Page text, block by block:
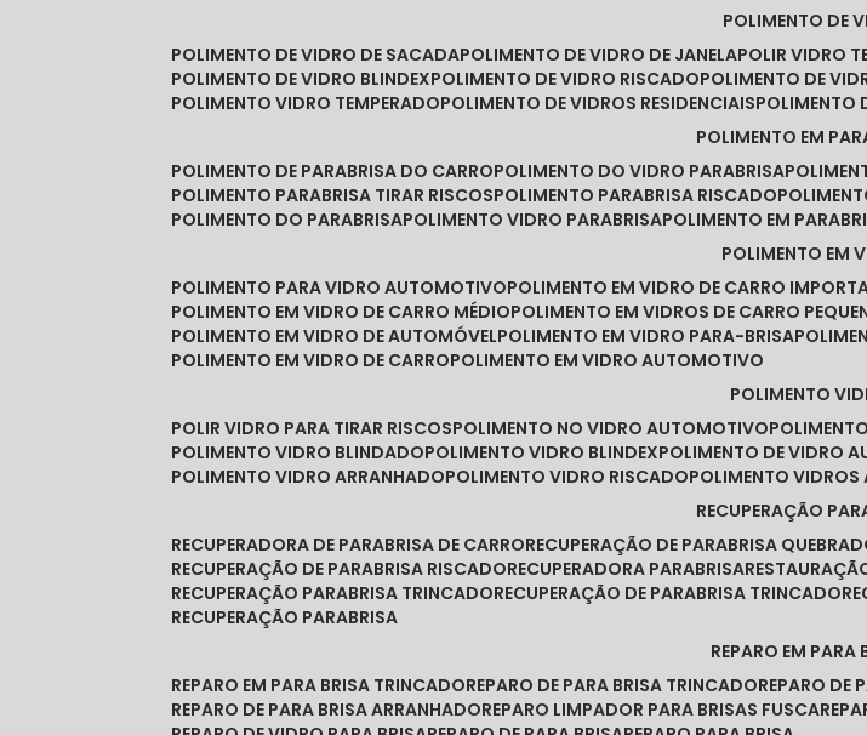
POLIMENTO DE
POLIMENTO DE VIDRO DE SACADA POLIMENTO DE VIDRO DE JANELA POLIR VIDRO
POLIMENTO DE VIDRO BLINDEX POLIMENTO DE VIDRO RISCADO POLIMENTO DE
POLIMENTO VIDRO TEMPERADO POLIMENTO DE VIDROS RESIDENCIAIS POLIMENTO
POLIMENTO EM
POLIMENTO DE PARABRISA DO CARRO POLIMENTO DO VIDRO PARABRISA
POLIMENTO PARABRISA TIRAR RISCOS POLIMENTO PARABRISA RISCADO
POLIMENTO DO PARABRISA POLIMENTO VIDRO PARABRISA POLIMENTO EM
POLIMENTO EM
POLIMENTO PARA VIDRO AUTOMOTIVO POLIMENTO EM VIDRO DE CARRO
POLIMENTO EM VIDRO DE CARRO MÉDIO POLIMENTO EM VIDROS DE CARRO
POLIMENTO EM VIDRO DE AUTOMÓVEL POLIMENTO EM VIDRO PARA-BRISA
POLIMENTO EM VIDRO DE CARRO POLIMENTO EM VIDRO AUTOMOTIVO
POLIMENTO
POLIR VIDRO PARA TIRAR RISCOS POLIMENTO NO VIDRO AUTOMOTIVO
POLIMENTO VIDRO BLINDADO POLIMENTO VIDRO BLINDEX POLIMENTO DE VIDRO
POLIMENTO VIDRO ARRANHADO POLIMENTO VIDRO RISCADO POLIMENTO
RECUPERAÇÃO
RECUPERADORA DE PARABRISA DE CARRO RECUPERAÇÃO DE PARABRISA
RECUPERAÇÃO DE PARABRISA RISCADO RECUPERADORA PARABRISA
RECUPERAÇÃO PARABRISA TRINCADO RECUPERAÇÃO DE PARABRISA TRINCADO
RECUPERAÇÃO PARABRISA
REPARO EM PARA
REPARO EM PARA BRISA TRINCADO REPARO DE PARA BRISA TRINCADO REPARO
REPARO DE PARA BRISA ARRANHADO REPARO LIMPADOR PARA BRISAS FUSCA